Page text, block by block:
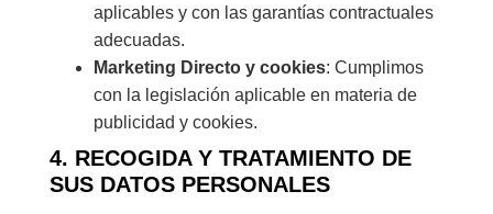
aplicables y con las garantías contractuales
adecuadas.
Marketing Directo y cookies: Cumplimos
con la legislación aplicable en materia de
publicidad y cookies.
4. RECOGIDA Y TRATAMIENTO DE
SUS DATOS PERSONALES